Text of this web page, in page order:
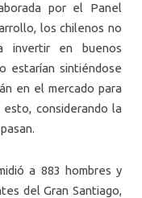
por el Panel
, los chilenos no
invertir en buenos
estarían sintiéndose
en el mercado para
considerando la
a 883 hombres y
del Gran Santiago,